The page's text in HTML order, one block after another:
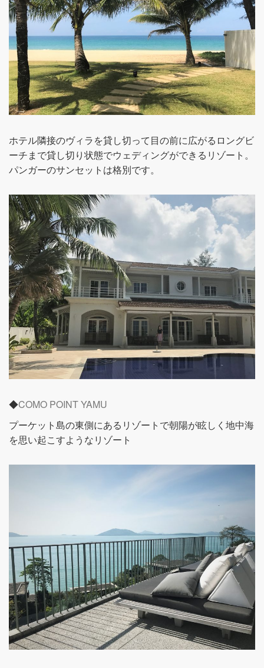
ホテル隣接のヴィラを貸し切って目の前に広がるロングビ
ーチまで貸し切り状態でウェディングができるリゾート。
パンガーのサンセットは格別です。
◆COMO POINT YAMU
プーケット島の東側にあるリゾートで朝陽が眩しく地中海
を思い起こすようなリゾート